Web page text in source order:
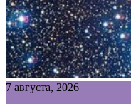
7 августа, 2026